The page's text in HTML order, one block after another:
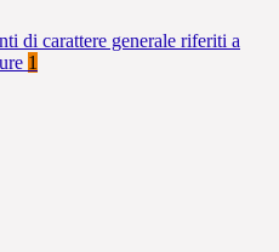
di carattere generale riferiti a
1